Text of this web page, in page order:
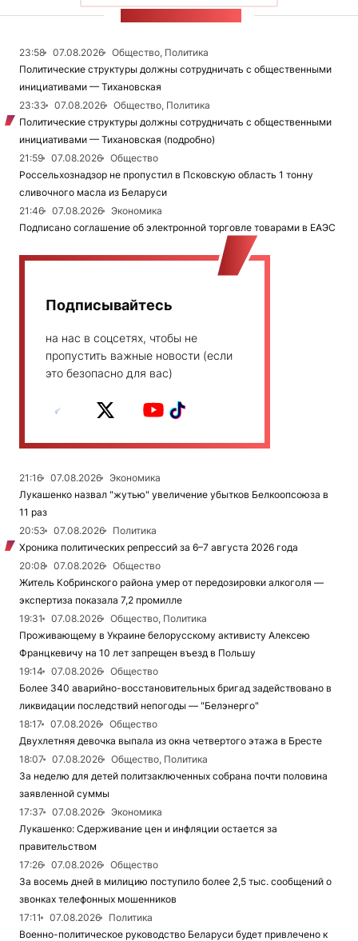
23:58 07.08.2026
Общество, Политика
Политические структуры должны сотрудничать с общественными
инициативами — Тихановская
23:33
07.08.2026
Общество, Политика
Политические структуры должны сотрудничать с общественными
инициативами — Тихановская (подробно)
21:59
07.08.2026
Общество
Россельхознадзор не пропустил в Псковскую область 1 тонну
сливочного масла из Беларуси
21:46
07.08.2026
Экономика
Подписано соглашение об электронной торговле товарами в ЕАЭС
Подписывайтесь
на нас в соцсетях, чтобы не
пропустить важные новости (если
это безопасно для вас)
21:16 07.08.2026
Экономика
Лукашенко назвал "жутью" увеличение убытков Белкоопсоюза в
11 раз
20:53
07.08.2026
Политика
Хроника политических репрессий за 6–7 августа 2026 года
20:08
07.08.2026
Общество
Житель Кобринского района умер от передозировки алкоголя —
экспертиза показала 7,2 промилле
19:31
07.08.2026
Общество, Политика
Проживающему в Украине белорусскому активисту Алексею
Францкевичу на 10 лет запрещен въезд в Польшу
19:14
07.08.2026
Общество
Более 340 аварийно-восстановительных бригад задействовано в
ликвидации последствий непогоды — "Белэнерго"
18:17
07.08.2026
Общество
Двухлетняя девочка выпала из окна четвертого этажа в Бресте
18:07
07.08.2026
Общество, Политика
За неделю для детей политзаключенных собрана почти половина
заявленной суммы
17:37
07.08.2026
Экономика
Лукашенко: Сдерживание цен и инфляции остается за
правительством
17:26
07.08.2026
Общество
За восемь дней в милицию поступило более 2,5 тыс. сообщений о
звонках телефонных мошенников
17:11
07.08.2026
Политика
Военно-политическое руководство Беларуси будет привлечено к